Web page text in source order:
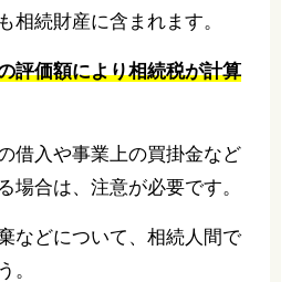
相続財産に含まれます。
評価額により相続税が計算
借入や事業上の買掛金など
場合は、注意が必要です。
などについて、相続人間で
。